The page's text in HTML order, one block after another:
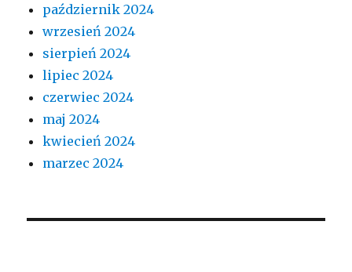
październik 2024
wrzesień 2024
sierpień 2024
lipiec 2024
czerwiec 2024
maj 2024
kwiecień 2024
marzec 2024